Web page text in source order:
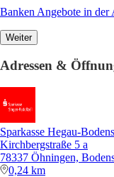
Banken Angebote in der
Weiter
Adressen &
Sparkasse Hegau-
Kirchbergstraße 5 a
78337 Öhningen,
0,24 km